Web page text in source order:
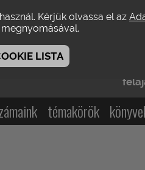
4000 Ft (postai kézbesítéssel:
• 1082 Bp., Horváth Mihály
(Nemzeti Kulturális
témakörök
Kérjük olvassa el az
LISTA